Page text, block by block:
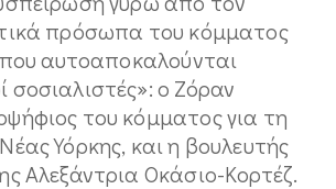
πρόσωπα του κόμματος
που αυτοαποκαλούνται
σοσιαλιστές»: ο Ζόραν
του κόμματος για τη
Υόρκης, και η βουλευτής
Αλεξάντρια Οκάσιο-Κορτέζ.